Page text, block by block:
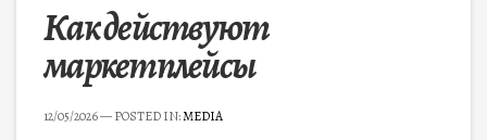
Как действуют
маркетплейсы
12/05/2026— POSTED IN:MEDIA